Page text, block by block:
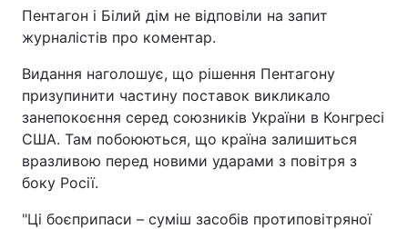
Пентагон і Білий дім не відповіли на запит
журналістів про коментар.
Видання наголошує, що рішення Пентагону
призупинити частину поставок викликало
занепокоєння серед союзників України в Конгресі
США. Там побоюються, що країна залишиться
вразливою перед новими ударами з повітря з
боку Росії.
"Ці боєприпаси – суміш засобів протиповітряної